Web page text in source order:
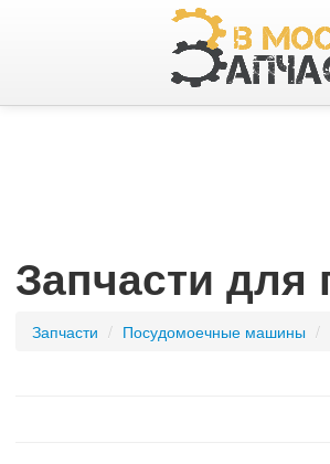
Запчасти
Запчасти / посудомоечные машины /